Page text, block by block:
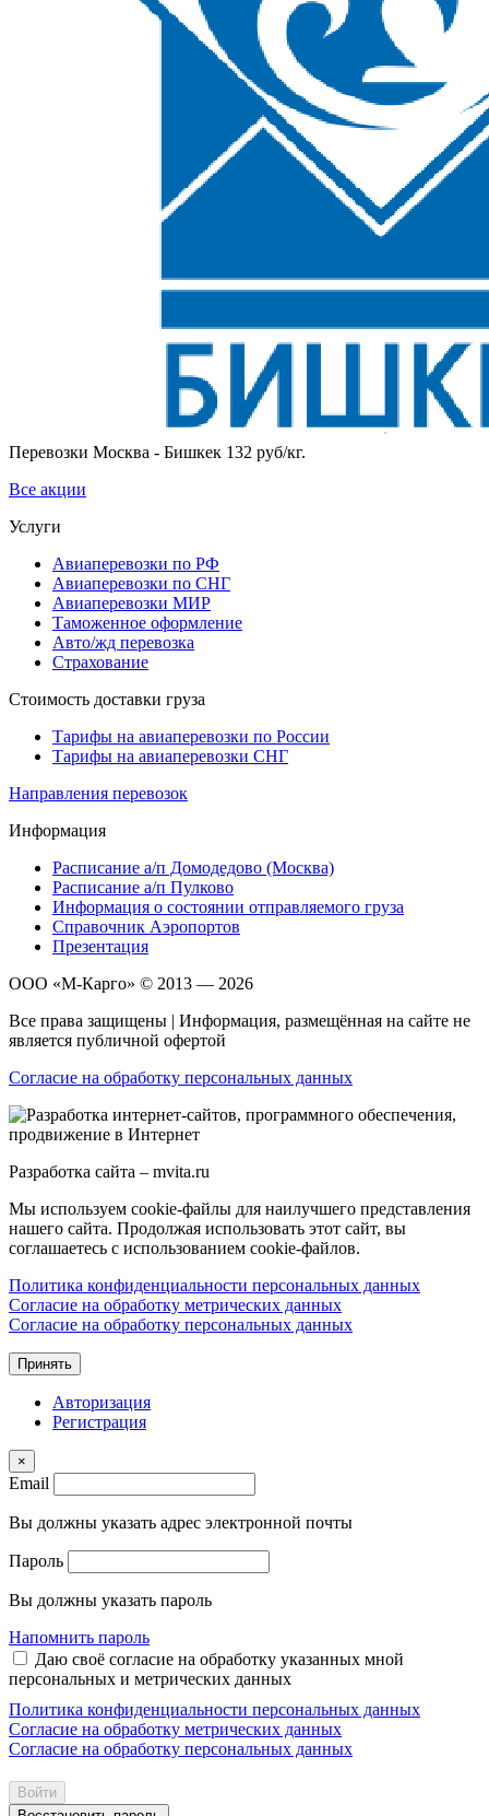
Перевозки Москва - Бишкек 132 руб/кг.
Все акции
Услуги
Авиаперевозки по РФ
Авиаперевозки по СНГ
Авиаперевозки МИР
Таможенное оформление
Авто/жд перевозка
Страхование
Стоимость доставки груза
Тарифы на авиаперевозки по России
Тарифы на авиаперевозки СНГ
Направления перевозок
Информация
Расписание а/п Домодедово (Москва)
Расписание а/п Пулково
Информация о состоянии отправляемого груза
Справочник Аэропортов
Презентация
ООО «М-Карго» © 2013 — 2026
Все права защищены | Информация, размещённая на сайте не
является публичной офертой
Согласие на обработку персональных данных
Разработка сайта – mvita.ru
Мы используем cookie-файлы для наилучшего представления
нашего сайта. Продолжая использовать этот сайт, вы
соглашаетесь с использованием cookie-файлов.
Политика конфиденциальности персональных данных
Согласие на обработку метрических данных
Согласие на обработку персональных данных
Принять
Авторизация
Регистрация
×
Email
Вы должны указать адрес электронной почты
Пароль
Вы должны указать пароль
Напомнить пароль
Даю своё согласие на обработку указанных мной
персональных и метрических данных
Политика конфиденциальности персональных данных
Согласие на обработку метрических данных
Согласие на обработку персональных данных
Войти